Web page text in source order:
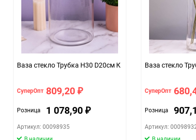
Ваза стекло Трубка H30 D20см К
СуперОпт 809,20 ₽
Розница 1 078,90 ₽
Артикул: 00098935
В наличии
Ваза стекло
СуперОпт
Розница
Артикул:
В наличии